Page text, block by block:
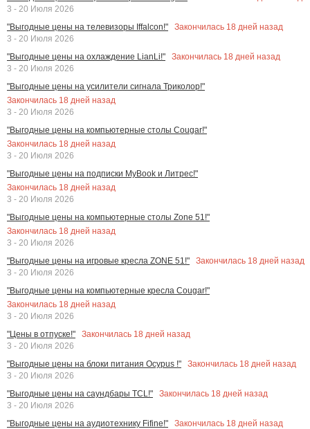
3 - 20 Июля 2026
"Выгодные цены на телевизоры Iffalcon!"
Закончилась 18 дней назад
3 - 20 Июля 2026
"Выгодные цены на охлаждение LianLi!"
Закончилась 18 дней назад
3 - 20 Июля 2026
"Выгодные цены на усилители сигнала Триколор!"
Закончилась 18 дней назад
3 - 20 Июля 2026
"Выгодные цены на компьютерные столы Cougar!"
Закончилась 18 дней назад
3 - 20 Июля 2026
"Выгодные цены на подписки MyBook и Литрес!"
Закончилась 18 дней назад
3 - 20 Июля 2026
"Выгодные цены на компьютерные столы Zone 51!"
Закончилась 18 дней назад
3 - 20 Июля 2026
"Выгодные цены на игровые кресла ZONE 51!"
Закончилась 18 дней назад
3 - 20 Июля 2026
"Выгодные цены на компьютерные кресла Cougar!"
Закончилась 18 дней назад
3 - 20 Июля 2026
"Цены в отпуске!"
Закончилась 18 дней назад
3 - 20 Июля 2026
"Выгодные цены на блоки питания Ocypus !"
Закончилась 18 дней назад
3 - 20 Июля 2026
"Выгодные цены на саундбары TCL!"
Закончилась 18 дней назад
3 - 20 Июля 2026
"Выгодные цены на аудиотехнику Fifine!"
Закончилась 18 дней назад